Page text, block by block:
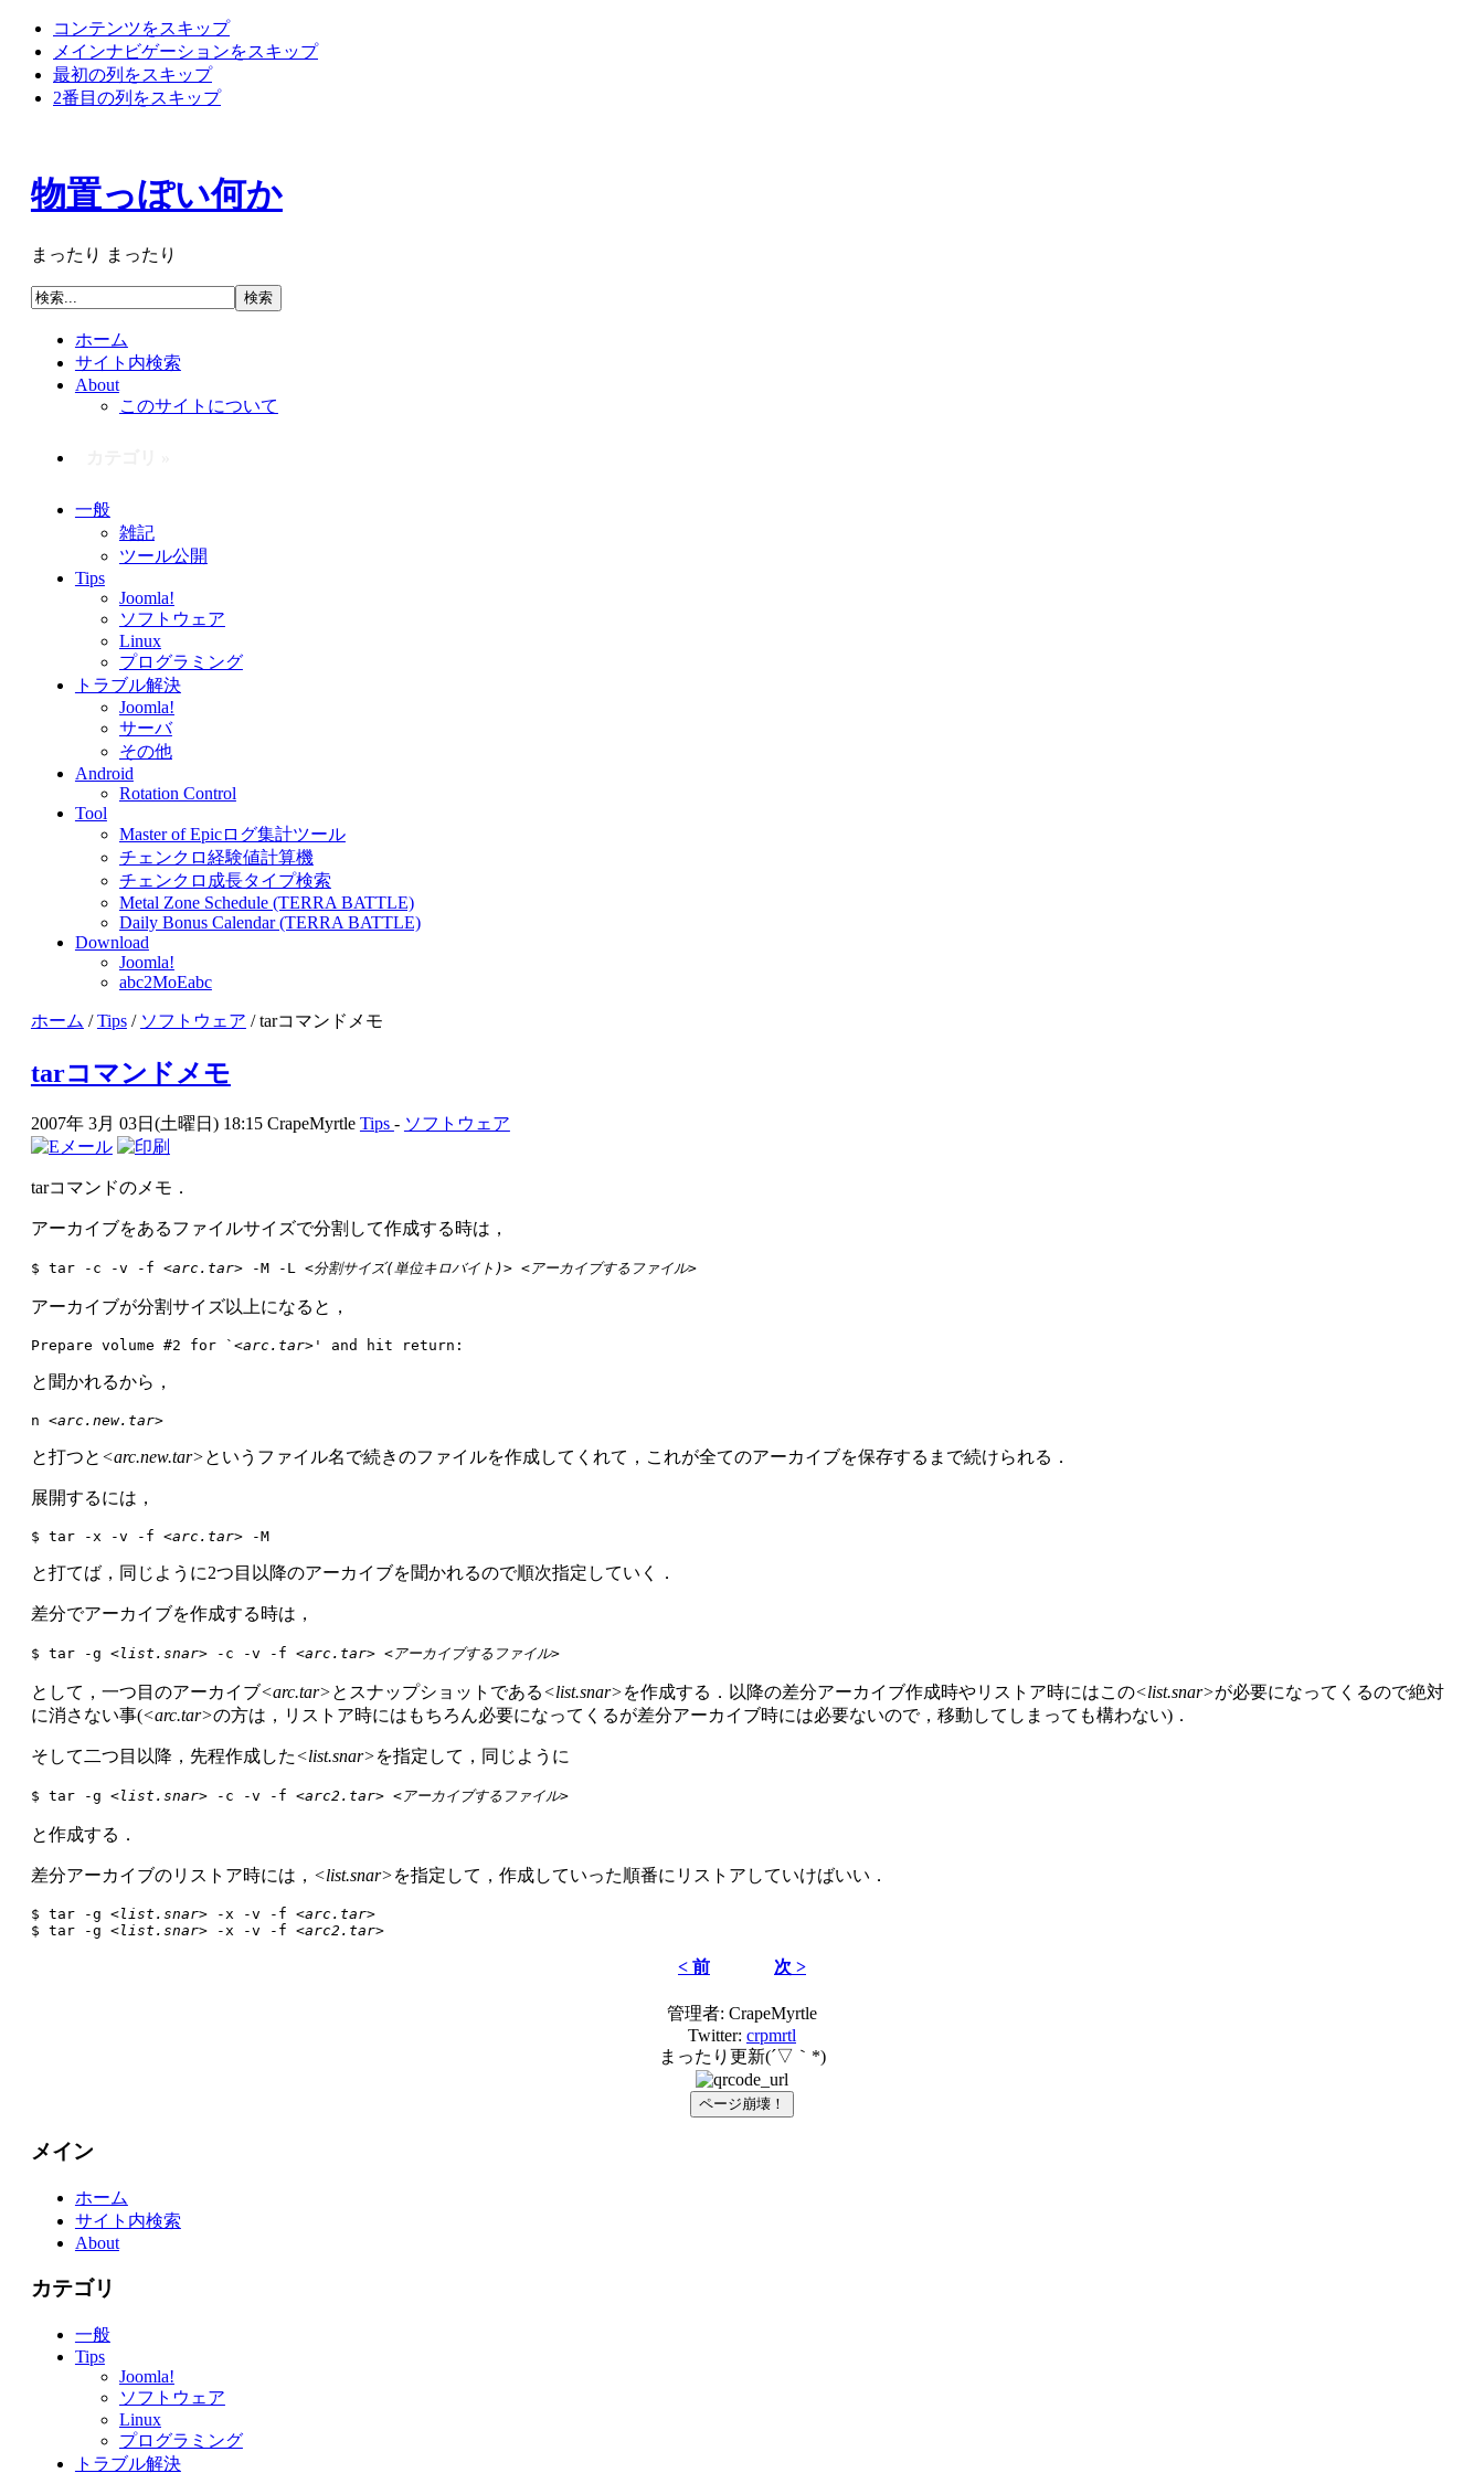
コンテンツをスキップ
メインナビゲーションをスキップ
最初の列をスキップ
2番目の列をスキップ
物置っぽい何か
まったり まったり
ホーム
サイト内検索
About
このサイトについて
一般
雑記
ツール公開
Tips
Joomla!
ソフトウェア
Linux
プログラミング
トラブル解決
Joomla!
サーバ
その他
Android
Rotation Control
Tool
Master of Epicログ集計ツール
チェンクロ経験値計算機
チェンクロ成長タイプ検索
Metal Zone Schedule (TERRA BATTLE)
Daily Bonus Calendar (TERRA BATTLE)
Download
Joomla!
abc2MoEabc
ホーム /Tips/ ソフトウェア / tarコマンドメモ
tarコマンドメモ
2007年 3月 03日(土曜日) 18:15 CrapeMyrtle Tips - ソフトウェア
tarコマンドのメモ．
アーカイブをあるファイルサイズで分割して作成する時は，
$ tar -c -v -f <arc.tar> -M -L <分割サイズ(単位キロバイト)> <アーカイブするファイル>
アーカイブが分割サイズ以上になると，
Prepare volume #2 for ` <arc.tar>
と聞かれるから，
n <arc.new.tar>
と打つと <arc.new.tar>というファイル名で続きのファイルを作成してくれて，これが全てのアーカイブを保存するまで続けられる．
展開するには，
$ tar -x -v -f <arc.tar> -M
と打てば，同じように2つ目以降のアーカイブを聞かれるので順次指定していく．
差分でアーカイブを作成する時は，
$ tar -g <list.snar> -c -v -f <arc.tar> <アーカイブするファイル>
として，一つ目のアーカイブ<arc.tar>とスナップショットである <list.snar>を作成する．以降の差分アーカイブ作成時やリストア時にはこの<list.snar>が必要になってくるので絶対
に消さない事(<arc.tar>の方は，リストア時にはもちろん必要になってくるが差分アーカイブ時には必要ないので，移動してしまっても構わない)．
そして二つ目以降，先程作成した <list.snar>を指定して，同じように
$ tar -g <list.snar> -c -v -f <arc2.tar> <アーカイブするファイル>
と作成する．
差分アーカイブのリストア時には， <list.snar>を指定して，作成していった順番にリストアしていけばいい．
$ tar -g <list.snar> -x -v -f <arc.tar>
$ tar -g <list.snar> -x -v -f <arc2.tar>
< 前 次 >
管理者: CrapeMyrtle
Twitter: crpmrtl
まったり更新(´▽｀*)
ページ崩壊！
メイン
ホーム
サイト内検索
About
カテゴリ
一般
Tips
Joomla!
ソフトウェア
Linux
プログラミング
トラブル解決